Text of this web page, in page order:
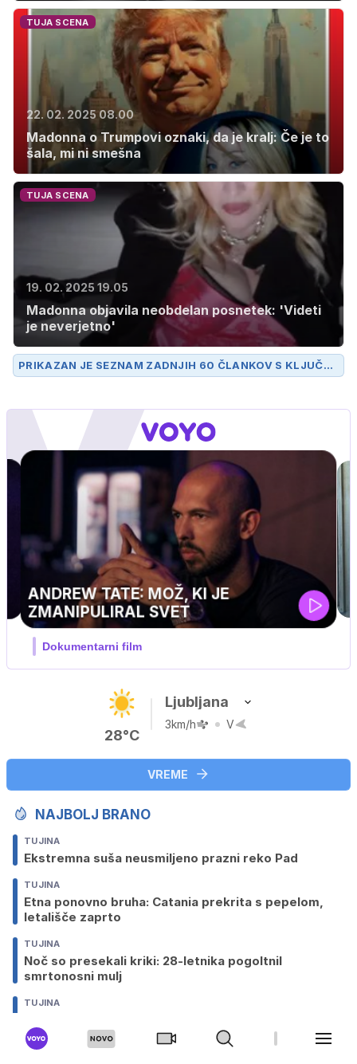
TUJA SCENA
22. 02. 2025 08.00
Madonna o Trumpovi oznaki, da je kralj: Če je to
šala, mi ni smešna
TUJA SCENA
19. 02. 2025 19.05
Madonna objavila neobdelan posnetek: 'Videti
je neverjetno'
PRIKAZAN JE SEZNAM ZADNJIH 60 ČLANKOV S KLJUČN
O BESEDOMADONNA.
28°C
Ljubljana
3km/h V
VREME
NAJBOLJ BRANO
TUJINA
Ekstremna suša neusmiljeno prazni reko Pad
TUJINA
Etna ponovno bruha: Catania prekrita s pepelom,
letališče zaprto
TUJINA
Noč so presekali kriki: 28-letnika pogoltnil
smrtonosni mulj
TUJINA
ukrajinsko zastavo